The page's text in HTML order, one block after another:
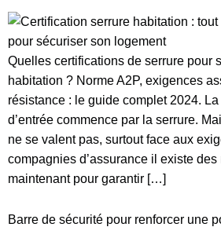
Quelles certifications de serrure pour
habitation ? Norme A2P, exigences
résistance : le guide complet 2024. La
d’entrée commence par la serrure.
ne se valent pas, surtout face aux
compagnies d’assurance il existe des
maintenant pour garantir […]
Barre de sécurité pour renforcer une